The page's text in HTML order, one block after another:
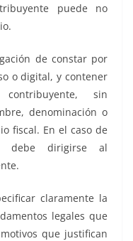
puede no
de constar por
o digital, y contener
sin
denominación o
fiscal. En el caso de
debe dirigirse al
claramente la
legales que
que justifican